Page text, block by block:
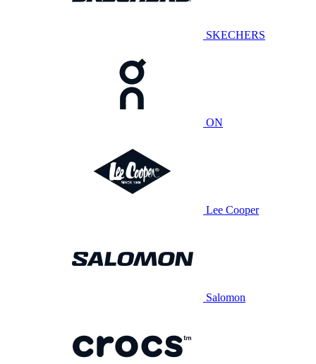
SKECHERS
ON
Lee Cooper
Salomon